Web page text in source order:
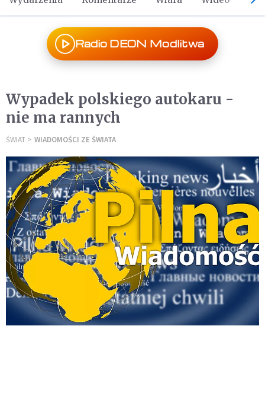
Radio DEON Modlitwa
Wypadek polskiego autokaru -
nie ma rannych
ŚWIAT WIADOMOŚCI ZE ŚWIATA